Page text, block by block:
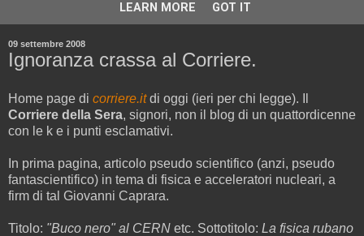
09 settembre 2008
Ignoranza crassa al Corriere.
Home page di corriere.itdi oggi (ieri per chi legge). Il
Corriere della Sera, signori, non il blog di un quattordicenne
con le k e i punti esclamativi.
In prima pagina, articolo pseudo scientifico (anzi, pseudo
fantascientifico) in tema di fisica e acceleratori nucleari, a
firm di tal Giovanni Caprara.
Titolo: "Buco nero" al CERN etc. Sottotitolo: La fisica rubano
LEARN MORE GOT IT